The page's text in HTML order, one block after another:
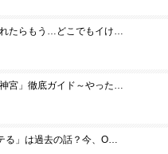
れたらもう…どこでもイけ…
神宮」徹底ガイド～やった…
る」は過去の話？今、O…